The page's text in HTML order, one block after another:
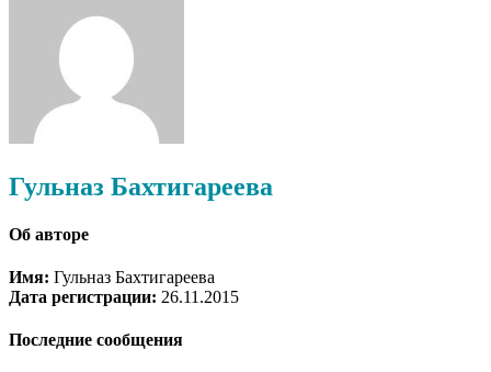
Гульназ Бахтигареева
Об авторе
Имя: Гульназ Бахтигареева
Дата регистрации: 26.11.2015
Последние сообщения